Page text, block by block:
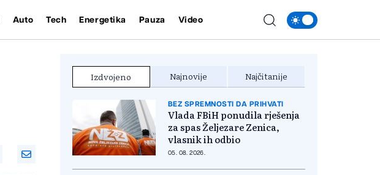
Auto Tech Energetika Pauza Video
Izdvojeno Najnovije Najčitanije
BEZ SPREMNOSTI DA PRIHVATI
Vlada FBiH ponudila rješenja
za spas Željezare Zenica,
vlasnik ih odbio
05. 08. 2026.